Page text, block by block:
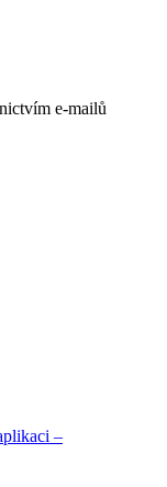
e-mailů
–